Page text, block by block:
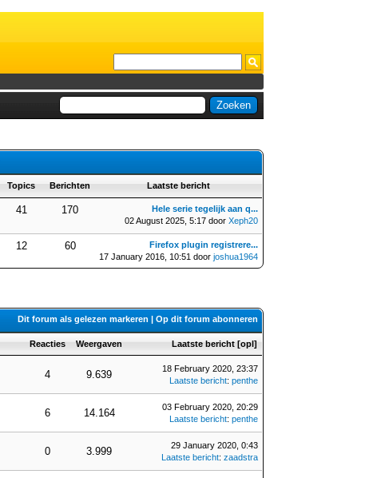
Topics Berichten Laatste bericht
41 170
Hele serie tegelijk aan q...
02 August 2025, 5:17 door Xeph20
12 60
Firefox plugin registrere...
17 January 2016, 10:51 door joshua1964
Dit forum als gelezen markeren | Op dit forum abonneren
Reacties Weergaven Laatste bericht [opl]
4 9.639
18 February 2020, 23:37
Laatste bericht: penthe
6 14.164
03 February 2020, 20:29
Laatste bericht: penthe
0 3.999
29 January 2020, 0:43
Laatste bericht: zaadstra